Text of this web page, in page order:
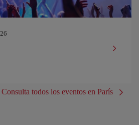
Consulta todos los eventos en París